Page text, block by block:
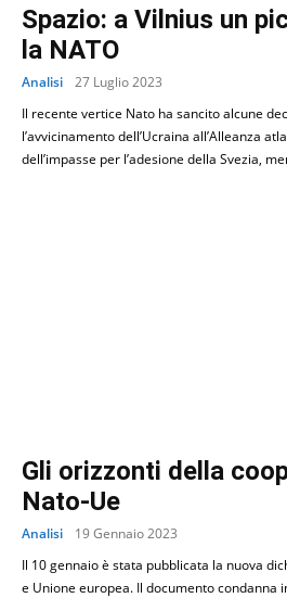
Spazio: a Vilnius un
la NATO
Analisi
27 Luglio 2023
Il recente vertice Nato ha sancito alcune
l’avvicinamento dell’Ucraina all’Alleanza
dell’impasse per l’adesione della Svezia,
Gli orizzonti della
Nato-Ue
Analisi
19 Gennaio 2023
Il 10 gennaio è stata pubblicata la nuova
e Unione europea. Il documento condanna